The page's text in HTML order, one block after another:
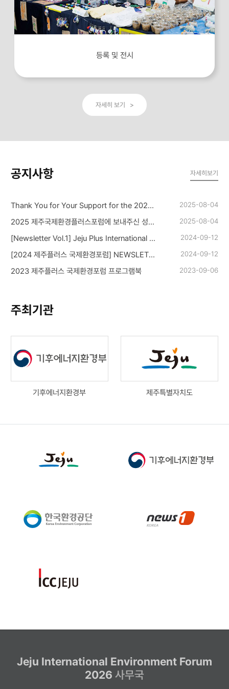
등록 및 전시
자세히 보기 >
공지사항
Thank You for Your Support for the 2025 Jeju International Environment Plus Forum 2025-08-04
2025 제주국제환경플러스포럼에 보내주신 성원에 감사드립니다 2025-08-04
[Newsletter Vol.1] Jeju Plus International Environment Forum 2024 2024-09-12
[2024 제주플러스 국제환경포럼] NEWSLETTER Vol.1 2024-09-12
2023 제주플러스 국제환경포럼 프로그램북 2023-09-06
자세히보기
주최기관
기후에너지환경부 제주특별자치도
Jeju International Environment Forum
2026 사무국